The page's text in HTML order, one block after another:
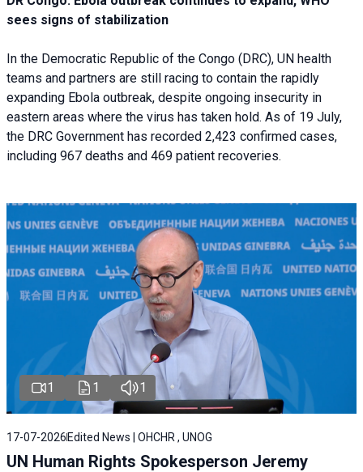
sees signs of stabilization
In the Democratic Republic of the Congo (DRC), UN health
teams and partners are still racing to contain the rapidly
expanding Ebola outbreak, despite ongoing insecurity in
eastern areas where the virus has taken hold. As of 19 July,
the DRC Government has recorded 2,423 confirmed cases,
including 967 deaths and 469 patient recoveries.
1 1 1
17-07-2026 Edited News | OHCHR , UNOG
UN Human Rights Spokesperson Jeremy